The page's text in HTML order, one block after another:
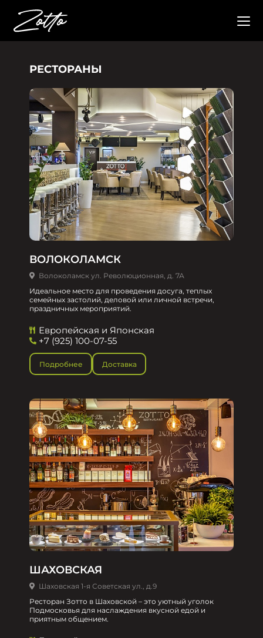
РЕСТОРАНЫ
ВОЛОКОЛАМСК
Волоколамск ул. Революционная, д. 7А
Идеальное место для проведения досуга, теплых
семейных застолий, деловой или личной встречи,
праздничных мероприятий.
Европейская и Японская
+7 (925) 100-07-55
Подробнее Доставка
ШАХОВСКАЯ
Шаховская 1-я Советская ул., д.9
Ресторан Зотто в Шаховской – это уютный уголок
Подмосковья для наслаждения вкусной едой и
приятным общением.​